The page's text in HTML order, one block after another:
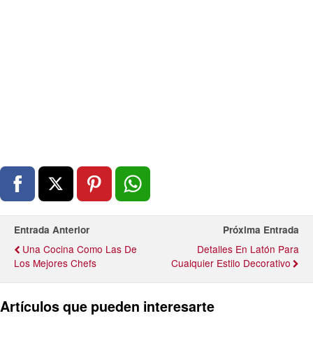
Entrada Anterior
Una Cocina Como Las De
Los Mejores Chefs
Próxima Entrada
Detalles En Latón Para
Cualquier Estilo Decorativo
Artículos que pueden interesarte